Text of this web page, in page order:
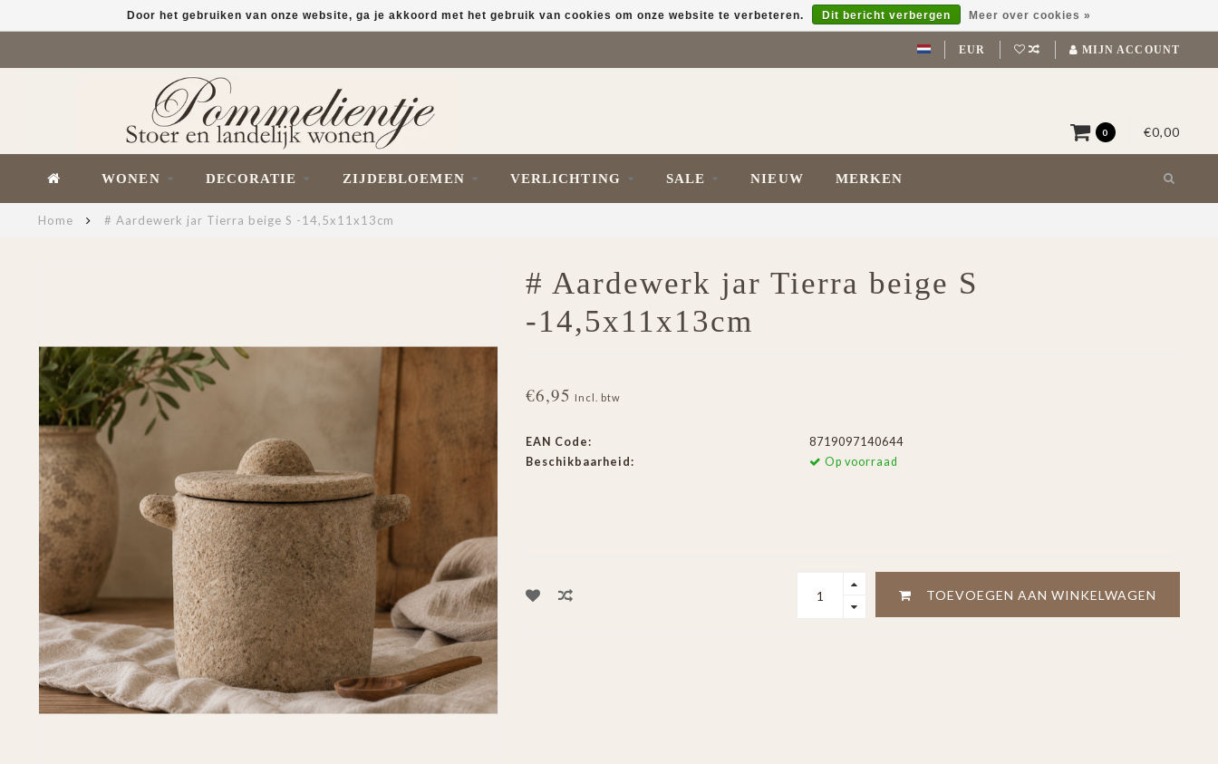
EUR MIJN ACCOUNT
0 €0,00
WONEN DECORATIE ZIJDEBLOEMEN VERLICHTING SALE NIEUW MERKEN
Home # Aardewerk jar Tierra beige S -14,5x11x13cm
# Aardewerk jar Tierra beige S
-14,5x11x13cm
€6,95 Incl. btw
EAN Code:
8719097140644
Beschikbaarheid:
Op voorraad
TOEVOEGEN AAN WINKELWAGEN
Door het gebruiken van onze website, ga je akkoord met het gebruik van cookies om onze website te verbeteren. Dit bericht verbergen Meer over cookies »